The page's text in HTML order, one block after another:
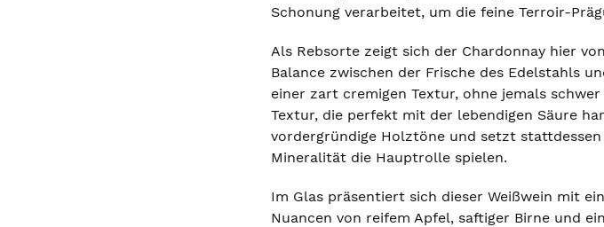
Schonung verarbeitet, um die feine Terroir-
Als Rebsorte zeigt sich der Chardonnay hier
Balance zwischen der Frische des Edelstahls
einer zart cremigen Textur, ohne jemals
Textur, die perfekt mit der lebendigen Säure
vordergründige Holztöne und setzt
Mineralität die Hauptrolle spielen.
Im Glas präsentiert sich dieser Weißwein mit
Nuancen von reifem Apfel, saftiger Birne und